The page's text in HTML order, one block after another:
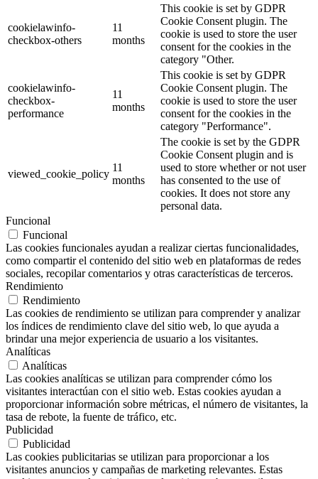
cookielawinfo-
checkbox-others
11
months
This cookie is set by GDPR
Cookie Consent plugin. The
cookie is used to store the user
consent for the cookies in the
category "Other.
cookielawinfo-
checkbox-
performance
11
months
This cookie is set by GDPR
Cookie Consent plugin. The
cookie is used to store the user
consent for the cookies in the
category "Performance".
viewed_cookie_policy
11
months
The cookie is set by the GDPR
Cookie Consent plugin and is
used to store whether or not user
has consented to the use of
cookies. It does not store any
personal data.
Funcional
Funcional
Las cookies funcionales ayudan a realizar ciertas funcionalidades,
como compartir el contenido del sitio web en plataformas de redes
sociales, recopilar comentarios y otras características de terceros.
Rendimiento
Rendimiento
Las cookies de rendimiento se utilizan para comprender y analizar
los índices de rendimiento clave del sitio web, lo que ayuda a
brindar una mejor experiencia de usuario a los visitantes.
Analíticas
Analíticas
Las cookies analíticas se utilizan para comprender cómo los
visitantes interactúan con el sitio web. Estas cookies ayudan a
proporcionar información sobre métricas, el número de visitantes, la
tasa de rebote, la fuente de tráfico, etc.
Publicidad
Publicidad
Las cookies publicitarias se utilizan para proporcionar a los
visitantes anuncios y campañas de marketing relevantes. Estas